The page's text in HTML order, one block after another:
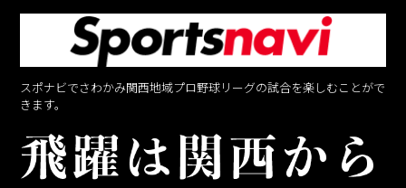
スポナビでさわかみ関西地域プロ野球リーグの試合を楽しむことがで
きます。